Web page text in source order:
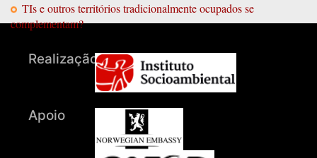
TIs e outros territórios tradicionalmente ocupados se
complementam?